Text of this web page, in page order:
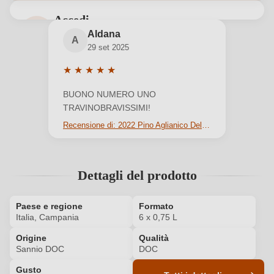
Accedi
Accedi per poter lasciare una recensione. Non
ancora registrato?
Nuovo cliente?Registrati
Il tuo indirizzo e-mail
La tua password
Ho dimenticato la mia password.
ACCEDI
A
Aldana
29 set 2025
★ ★ ★ ★ ★
BUONO NUMERO UNO
TRAVINOBRAVISSIMI!
Recensione di: 2022 Pino Aglianico Del Sannio DOC
Dettagli del prodotto
Paese e regione
Italia, Campania
Formato
6 x 0,75 L
Origine
Sannio DOC
Qualità
DOC
Gusto